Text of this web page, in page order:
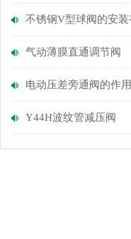
气动薄膜直通调节阀
电动压差旁通阀的作用
Y44H波纹管减压阀